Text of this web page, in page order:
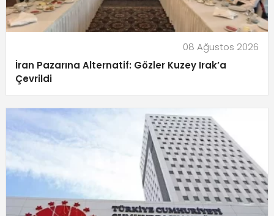
08 Ağustos 2026
İran Pazarına Alternatif: Gözler Kuzey Irak’a
Çevrildi